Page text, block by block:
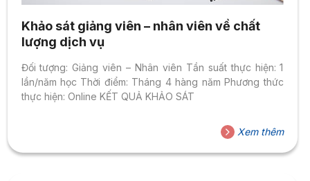
Khảo sát giảng viên – nhân viên về chất
lượng dịch vụ
Đối tượng: Giảng viên – Nhân viên Tần suất thực hiện: 1
lần/năm học Thời điểm: Tháng 4 hàng năm Phương thức
thực hiện: Online KẾT QUẢ KHẢO SÁT
Xem thêm